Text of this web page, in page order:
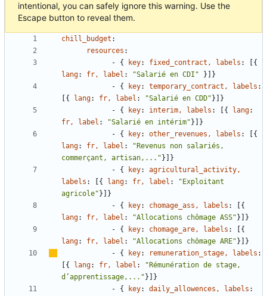
intentional, you can safely ignore this warning. Use the
Escape button to reveal them.
chill_budget :
resources :
- {
key: fixed_contract, labels :
{
lang: fr, label : "Salarié en CDI" }
}
- {
key: temporary_contract, labels :
{ lang: fr, label : "Salarié en CDD" }
}
- {
key: interim, labels : { lang:
fr, label : "Salarié en intérim" }
}
- {
key: other_revenues, labels :
{
lang: fr, label :
"Revenus non salariés,
commerçant, artisan,..." }
}
- {
key:
agricultural_activity,
labels : { lang: fr, label :
"Exploitant
agricole" }
}
- {
key: chomage_ass, labels :
{
lang: fr, label : "Allocations chômage ASS" }
}
- {
key: chomage_are, labels :
{
lang: fr, label : "Allocations chômage ARE" }
}
- {
key: remuneration_stage, labels :
{ lang: fr, label :
"Rémunération de stage,
d ’apprentissage,..." }
}
- {
key: daily_allowences, labels :